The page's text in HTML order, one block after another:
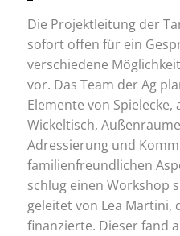
Die Projektleitung der
sofort offen für ein
verschiedene
vor. Das Team der Ag
Elemente von
Wickeltisch,
Adressierung und
familienfreundlichen
schlug einen Workshop
geleitet von Lea Martini,
finanzierte. Dieser fand